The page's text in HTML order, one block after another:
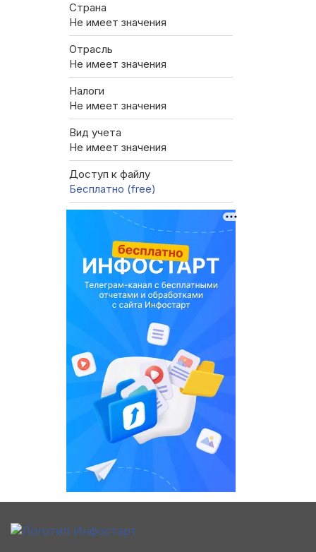
Страна
Не имеет значения
Отрасль
Не имеет значения
Налоги
Не имеет значения
Вид учета
Не имеет значения
Доступ к файлу
Бесплатно (free)